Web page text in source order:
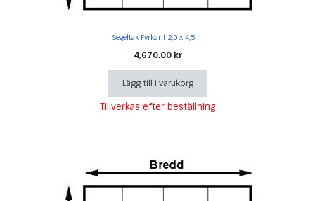
Segeltak Fyrkant 2,0 x 4,5 m
4,670.00 kr
Lägg till i varukorg
Tillverkas efter beställning